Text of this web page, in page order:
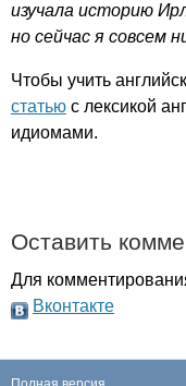
изучала историю
но сейчас я совсем
Чтобы учить
статью с лексикой
идиомами.
Оставить
Для
Вконтакте